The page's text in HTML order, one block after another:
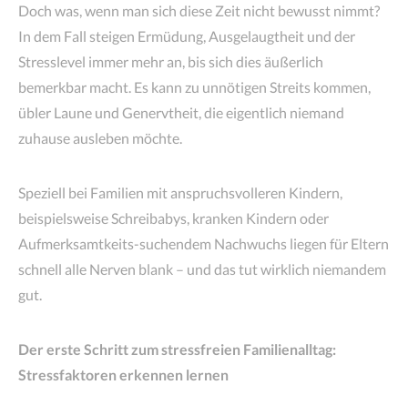
Doch was, wenn man sich diese Zeit nicht bewusst nimmt?
In dem Fall steigen Ermüdung, Ausgelaugtheit und der
Stresslevel immer mehr an, bis sich dies äußerlich
bemerkbar macht. Es kann zu unnötigen Streits kommen,
übler Laune und Genervtheit, die eigentlich niemand
zuhause ausleben möchte.
Speziell bei Familien mit anspruchsvolleren Kindern,
beispielsweise Schreibabys, kranken Kindern oder
Aufmerksamtkeits-suchendem Nachwuchs liegen für Eltern
schnell alle Nerven blank – und das tut wirklich niemandem
gut.
Der erste Schritt zum stressfreien Familienalltag:
Stressfaktoren erkennen lernen